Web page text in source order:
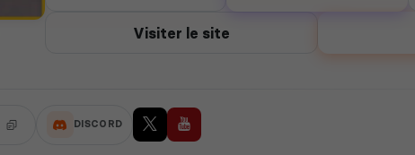
Visiter le site
DISCORD